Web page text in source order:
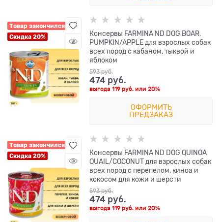
Товар закончился
Скидка 20%
Консервы FARMINA ND DOG BOAR,
PUMPKIN/APPLE для взрослых собак
всех пород с кабаном, тыквой и
яблоком
593 руб.
474 руб.
выгода119 руб. или20%
ОФОРМИТЬ
ПРЕДЗАКАЗ
Товар закончился
Скидка 20%
Консервы FARMINA ND DOG QUINOA
QUAIL/COCONUT для взрослых собак
всех пород с перепелом, киноа и
кокосом для кожи и шерсти
593 руб.
474 руб.
выгода119 руб. или20%